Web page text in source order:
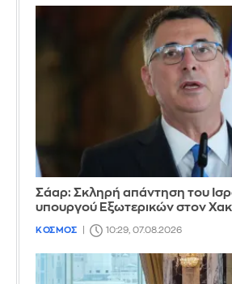
Σάαρ: Σκληρή απάντηση του
υπουργού Εξωτερικών στον
ΚΟΣΜΟΣ 10:29, 07.08.2026